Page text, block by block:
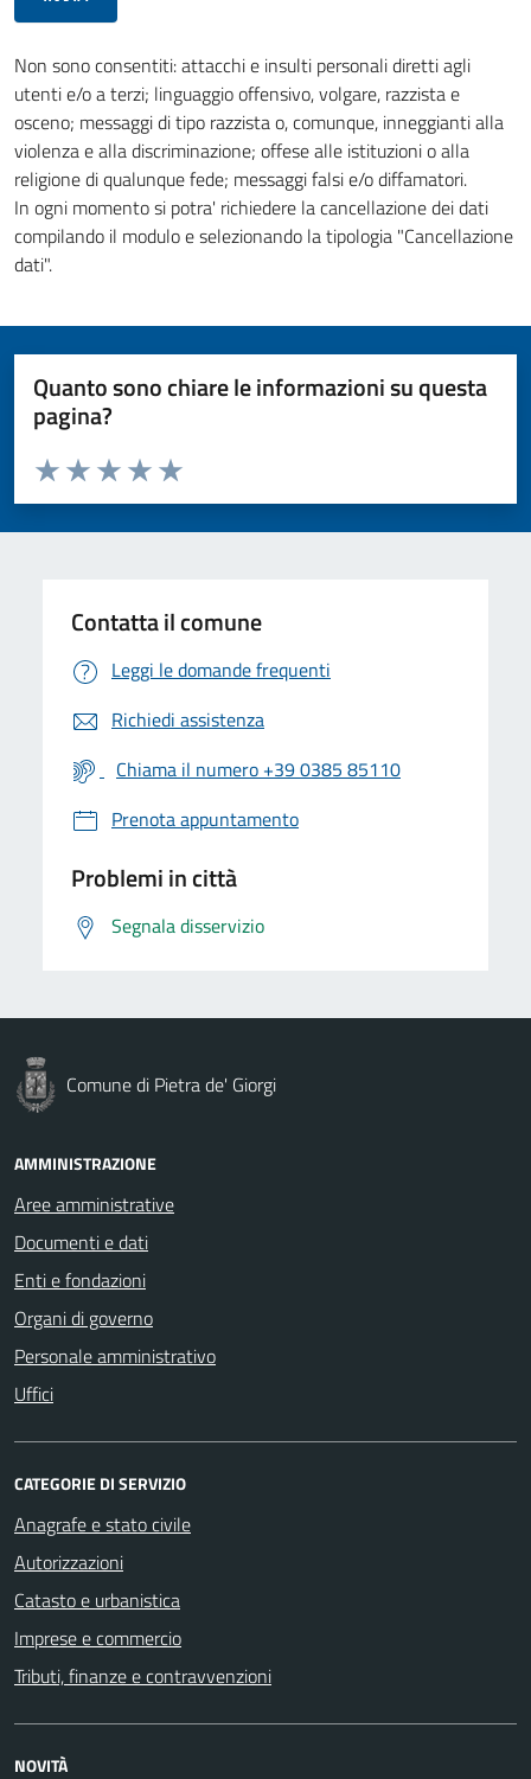
Non sono consentiti: attacchi e insulti personali diretti agli
utenti e/o a terzi; linguaggio offensivo, volgare, razzista e
osceno; messaggi di tipo razzista o, comunque, inneggianti alla
violenza e alla discriminazione; offese alle istituzioni o alla
religione di qualunque fede; messaggi falsi e/o diffamatori.
In ogni momento si potra' richiedere la cancellazione dei dati
compilando il modulo e selezionando la tipologia "Cancellazione
dati".
Quanto sono chiare le informazioni su questa
pagina?
Valuta da 1 a 5 stelle la pagina
Valuta 5 stelle su 5
Valuta 4 stelle su 5
Valuta 3 stelle su 5
Valuta 2 stelle su 5
Valuta 1 stelle su 5
Contatta il comune
Leggi le domande frequenti
Richiedi assistenza
Chiama il numero +39 0385 85110
Prenota appuntamento
Problemi in città
Segnala disservizio
Comune di Pietra de' Giorgi
AMMINISTRAZIONE
Aree amministrative
Documenti e dati
Enti e fondazioni
Organi di governo
Personale amministrativo
Uffici
CATEGORIE DI SERVIZIO
Anagrafe e stato civile
Autorizzazioni
Catasto e urbanistica
Imprese e commercio
Tributi, finanze e contravvenzioni
NOVITÀ